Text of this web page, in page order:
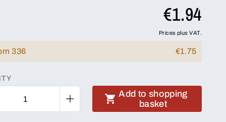
€1.94
Prices plus VAT.
336 €1.75
Add to shopping
basket